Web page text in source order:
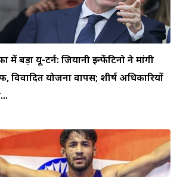
में बड़ा यू-टर्न: जियानी इन्फेंटिनो ने मांगी
विवादित योजना वापस; शीर्ष अधिकारियों